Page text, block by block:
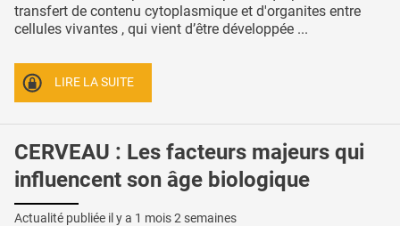
transfert de contenu cytoplasmique et d'organites entre
cellules vivantes , qui vient d’être développée ...
LIRE LA SUITE
CERVEAU : Les facteurs majeurs qui
influencent son âge biologique
Actualité publiée il y a 1 mois 2 semaines